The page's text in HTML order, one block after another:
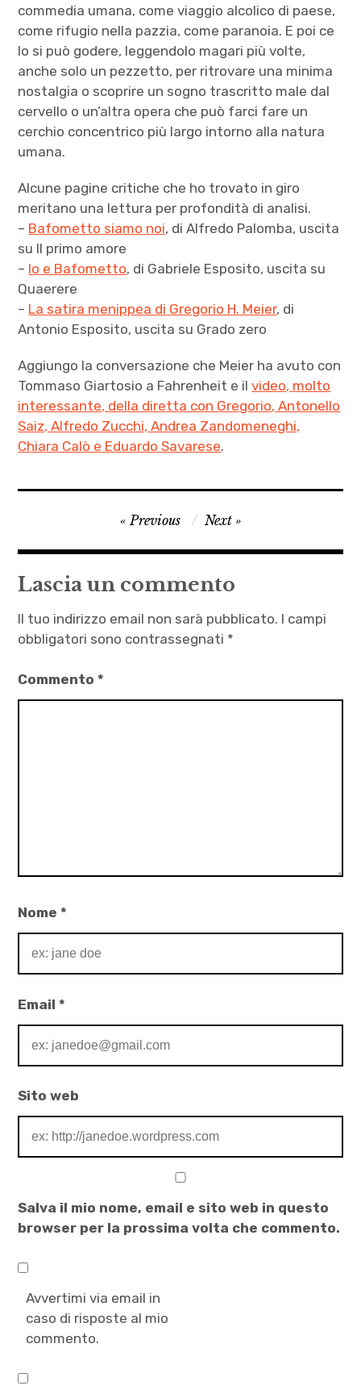
commedia umana, come viaggio alcolico di paese,
come rifugio nella pazzia, come paranoia. E poi ce
lo si può godere, leggendolo magari più volte,
anche solo un pezzetto, per ritrovare una minima
nostalgia o scoprire un sogno trascritto male dal
cervello o un’altra opera che può farci fare un
cerchio concentrico più largo intorno alla natura
umana.
Alcune pagine critiche che ho trovato in giro
meritano una lettura per profondità di analisi.
– Bafometto siamo noi, di Alfredo Palomba, uscita
su Il primo amore
– Io e Bafometto, di Gabriele Esposito, uscita su
Quaerere
– La satira menippea di Gregorio H. Meier, di
Antonio Esposito, uscita su Grado zero
Aggiungo la conversazione che Meier ha avuto con
Tommaso Giartosio a Fahrenheit e ilvideo, molto
interessante, della diretta con Gregorio, Antonello
Saiz, Alfredo Zucchi, Andrea Zandomeneghi,
Chiara Calò e Eduardo Savarese.
Bafometto
,
letteratura
,
Redazione
Navigazione
articoli
Previous Next
Lascia un commento
Il tuo indirizzo email non sarà pubblicato. I campi
obbligatori sono contrassegnati *
Commento*
Nome*
Email*
Sito web
Salva il mio nome, email e sito web in questo
browser per la prossima volta che commento.
Avvertimi via email in
caso di risposte al mio
commento.